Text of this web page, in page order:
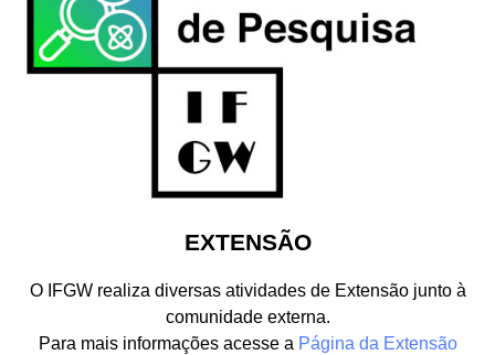
EXTENSÃO
O IFGW realiza diversas atividades de Extensão junto à
comunidade externa.
Para mais informações acesse a Página da Extensão